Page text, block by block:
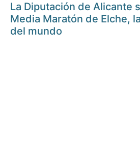
La Diputación de Alicante
Media Maratón de Elche,
del mundo